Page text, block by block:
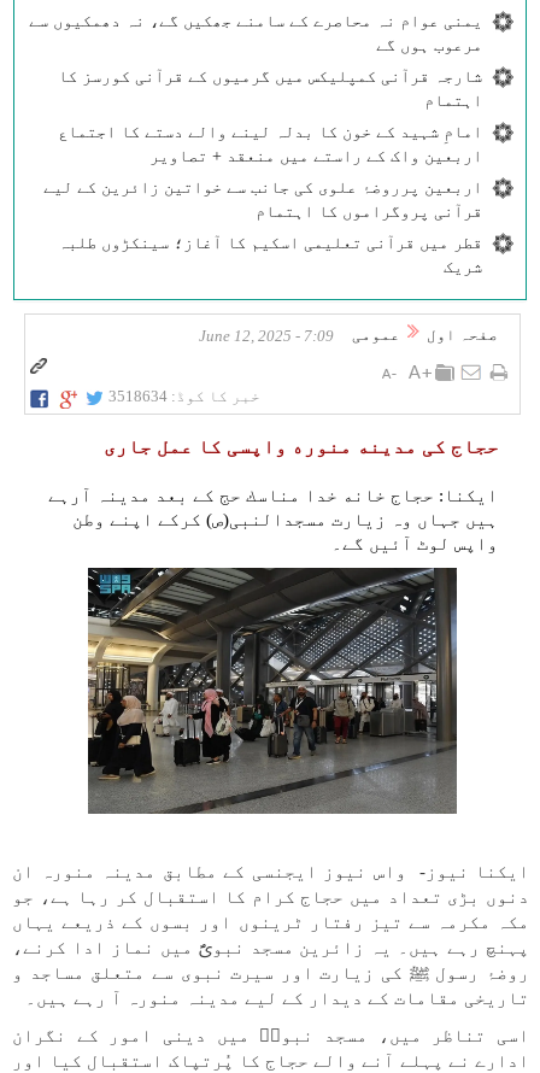
یمنی عوام نہ محاصرے کے سامنے جھکیں گے، نہ دھمکیوں سے
مرعوب ہوں گے
شارجہ قرآنی کمپلیکس میں گرمیوں کے قرآنی کورسز کا
اہتمام
امامِ شہید کے خون کا بدلہ لینے والے دستے کا اجتماع
اربعین واک کے راستے میں منعقد + تصاویر
اربعین پرروضۂ علوی کی جانب سے خواتین زائرین کے لیے
قرآنی پروگراموں کا اہتمام
قطر میں قرآنی تعلیمی اسکیم کا آغاز؛ سینکڑوں طلبہ
شریک
صفحہ اول عمومی 7:09 - June 12, 2025
خبر کا کوڈ: 3518634
حجاج کی مدینه منوره واپسی کا عمل جاری
ایکنا: حجاج خانه خدا مناسك حج کے بعد مدینہ آرہے
ہیں جہاں وہ زیارت مسجدالنبی(ص) کرکے اپنے وطن
واپس لوٹ آئیں گے۔
ایکنا نیوز- واس نیوز ایجنسی کے مطابق مدینہ منورہ ان
دنوں بڑی تعداد میں حجاج کرام کا استقبال کر رہا ہے، جو
مکہ مکرمہ سے تیز رفتار ٹرینوں اور بسوں کے ذریعے یہاں
پہنچ رہے ہیں۔ یہ زائرین مسجد نبویؐ میں نماز ادا کرنے،
روضۂ رسول ﷺ کی زیارت اور سیرت نبوی سے متعلق مساجد و
تاریخی مقامات کے دیدار کے لیے مدینہ منورہ آ رہے ہیں۔
اسی تناظر میں، مسجد نبویؐ میں دینی امور کے نگران
ادارے نے پہلے آنے والے حجاج کا پُرتپاک استقبال کیا اور